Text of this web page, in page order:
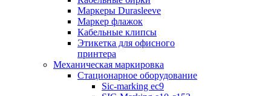
Маркеры Durasleeve
Маркер флажок
Кабельные клипсы
Этикетка для офисного
принтера
Механическая маркировка
Стационарное оборудование
Sic-marking ec9